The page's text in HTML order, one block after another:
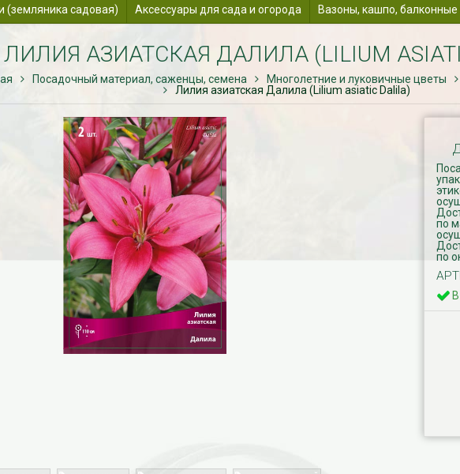
(земляника садовая) Аксессуары для сада и огорода Вазоны, кашпо,
ЛИЛИЯ АЗИАТСКАЯ ДАЛИЛА (LILIUM
Посадочный материал, саженцы, семена Многолетние и луковичные цветы
Лилия азиатская Далила (Lilium asiatic Dalila)
по
по